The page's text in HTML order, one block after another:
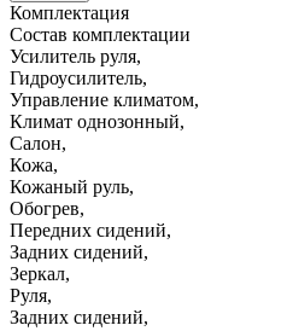
Комплектация
Состав комплектации
Усилитель руля,
Гидроусилитель,
Управление климатом,
Климат однозонный,
Салон,
Кожа,
Кожаный руль,
Обогрев,
Передних сидений,
Задних сидений,
Зеркал,
Руля,
Задних сидений,